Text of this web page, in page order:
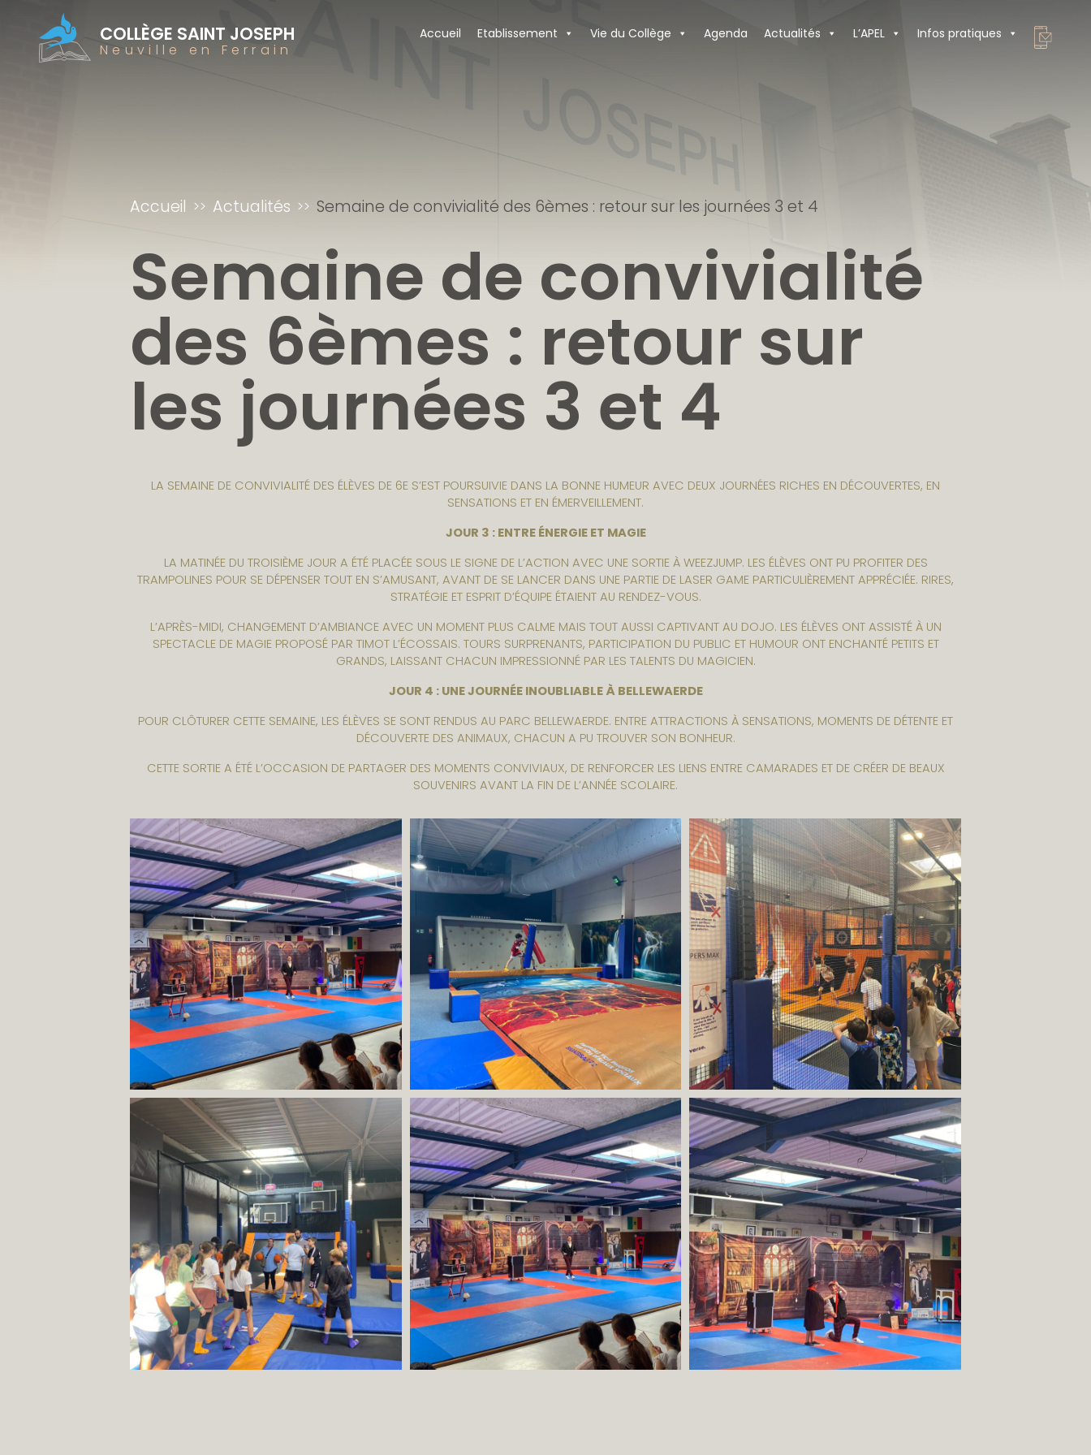
COLLÈGE SAINT JOSEPH
Neuville en Ferrain
Accueil Etablissement Vie du Collège Agenda Actualités L’APEL Infos pratiques
Accueil Actualités Semaine de convivialité des 6èmes : retour sur les journées 3 et 4
Semaine de convivialité
des 6èmes : retour sur
les journées 3 et 4
LA SEMAINE DE CONVIVIALITÉ DES ÉLÈVES DE 6E S’EST POURSUIVIE DANS LA BONNE HUMEUR AVEC DEUX JOURNÉES RICHES EN DÉCOUVERTES, EN
SENSATIONS ET EN ÉMERVEILLEMENT.
JOUR 3 : ENTRE ÉNERGIE ET MAGIE
LA MATINÉE DU TROISIÈME JOUR A ÉTÉ PLACÉE SOUS LE SIGNE DE L’ACTION AVEC UNE SORTIE À WEEZJUMP. LES ÉLÈVES ONT PU PROFITER DES
TRAMPOLINES POUR SE DÉPENSER TOUT EN S’AMUSANT, AVANT DE SE LANCER DANS UNE PARTIE DE LASER GAME PARTICULIÈREMENT APPRÉCIÉE. RIRES,
STRATÉGIE ET ESPRIT D’ÉQUIPE ÉTAIENT AU RENDEZ-VOUS.
L’APRÈS-MIDI, CHANGEMENT D’AMBIANCE AVEC UN MOMENT PLUS CALME MAIS TOUT AUSSI CAPTIVANT AU DOJO. LES ÉLÈVES ONT ASSISTÉ À UN
SPECTACLE DE MAGIE PROPOSÉ PAR TIMOT L’ÉCOSSAIS. TOURS SURPRENANTS, PARTICIPATION DU PUBLIC ET HUMOUR ONT ENCHANTÉ PETITS ET
GRANDS, LAISSANT CHACUN IMPRESSIONNÉ PAR LES TALENTS DU MAGICIEN.
JOUR 4 : UNE JOURNÉE INOUBLIABLE À BELLEWAERDE
POUR CLÔTURER CETTE SEMAINE, LES ÉLÈVES SE SONT RENDUS AU PARC BELLEWAERDE. ENTRE ATTRACTIONS À SENSATIONS, MOMENTS DE DÉTENTE ET
DÉCOUVERTE DES ANIMAUX, CHACUN A PU TROUVER SON BONHEUR.
CETTE SORTIE A ÉTÉ L’OCCASION DE PARTAGER DES MOMENTS CONVIVIAUX, DE RENFORCER LES LIENS ENTRE CAMARADES ET DE CRÉER DE BEAUX
SOUVENIRS AVANT LA FIN DE L’ANNÉE SCOLAIRE.